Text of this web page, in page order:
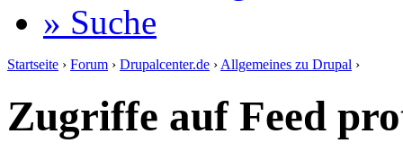
» Suche
Startseite › Forum › Drupalcenter.de › Allgemeines zu Drupal ›
Zugriffe auf Feed